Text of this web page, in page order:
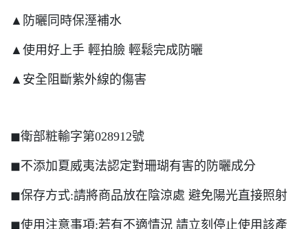
▲防曬同時保溼補水
▲使用好上手 輕拍臉 輕鬆完成防曬
▲安全阻斷紫外線的傷害
◼︎衛部粧輸字第028912號
◼︎不添加夏威夷法認定對珊瑚有害的防曬成分
◼︎保存方式:請將商品放在陰涼處 避免陽光直接照射
◼︎使用注意事項:若有不適情況 請立刻停止使用該產